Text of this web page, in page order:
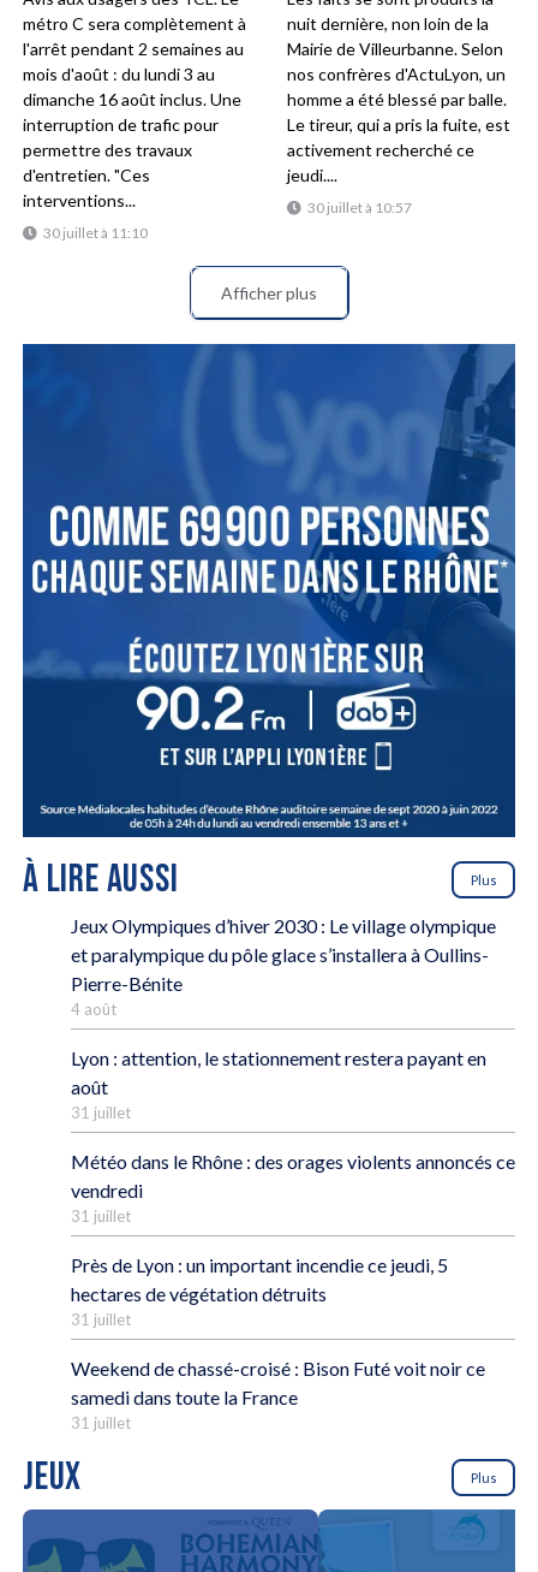
30 juillet à 11:10
métro C sera complètement à
l'arrêt pendant 2 semaines au
mois d'août : du lundi 3 au
dimanche 16 août inclus. Une
interruption de trafic pour
permettre des travaux
d'entretien. "Ces
interventions...
30 juillet à 10:57
nuit dernière, non loin de la
Mairie de Villeurbanne. Selon
nos confrères d'ActuLyon, un
homme a été blessé par balle.
Le tireur, qui a pris la fuite, est
activement recherché ce
jeudi....
Afficher plus
À LIRE AUSSI Plus
Jeux Olympiques d’hiver 2030 : Le village olympique
et paralympique du pôle glace s’installera à Oullins-
Pierre-Bénite
4 août
Lyon : attention, le stationnement restera payant en
août
31 juillet
Météo dans le Rhône : des orages violents annoncés ce
vendredi
31 juillet
Près de Lyon : un important incendie ce jeudi, 5
hectares de végétation détruits
31 juillet
Weekend de chassé-croisé : Bison Futé voit noir ce
samedi dans toute la France
31 juillet
JEUX Plus